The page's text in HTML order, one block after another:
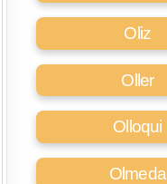
Oliz
Oller
Olloqui
Olmeda